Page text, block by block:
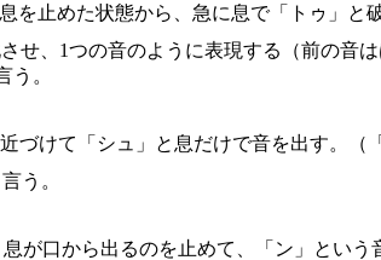
を止めた状態から、急に息で「トゥ」
せ、1つの音のように表現する（前の
。
づけて「シュ」と息だけで音を出す。（
う。
が口から出るのを止めて、「ン」とい